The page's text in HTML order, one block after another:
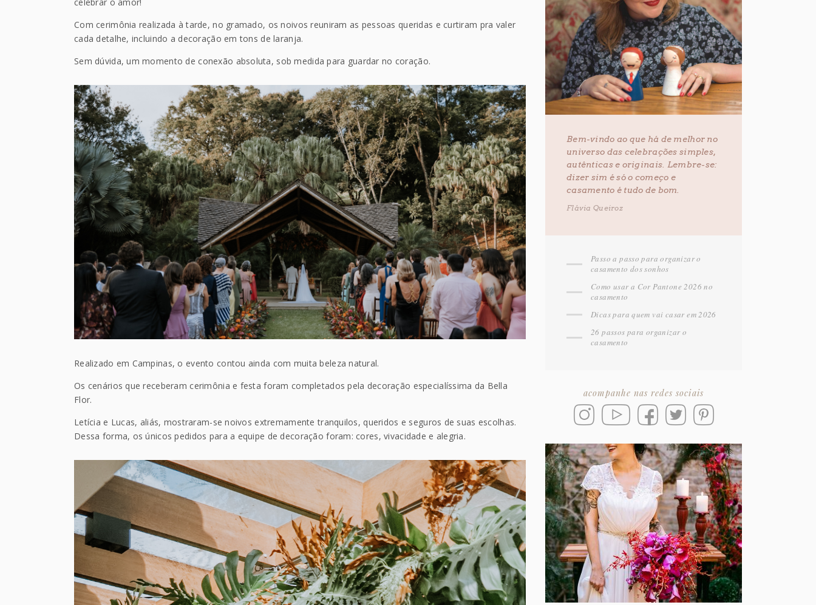
Com cerimônia realizada à tarde, no gramado, os noivos reuniram as pessoas queridas e curtiram pra valer
cada detalhe, incluindo a decoração em tons de laranja.
Sem dúvida, um momento de conexão absoluta, sob medida para guardar no coração.
Realizado em Campinas, o evento contou ainda com muita beleza natural.
Os cenários que receberam cerimônia e festa foram completados pela decoração especialíssima da Bella
Flor.
Letícia e Lucas, aliás, mostraram-se noivos extremamente tranquilos, queridos e seguros de suas escolhas.
Dessa forma, os únicos pedidos para a equipe de decoração foram: cores, vivacidade e alegria.
Bem-vindo ao que há de melhor no
universo das celebrações simples,
autênticas e originais. Lembre-se:
dizer sim é só o começo e
casamento é tudo de bom.
Flávia Queiroz
Passo a passo para organizar o
casamento dos sonhos
Como usar a Cor Pantone 2026 no
casamento
Dicas para quem vai casar em 2026
26 passos para organizar o
casamento
acompanhe nas redes sociais